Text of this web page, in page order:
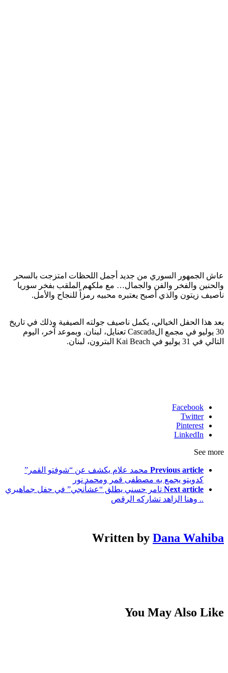
عاش الجمهور السوري من جديد أجمل اللحظات امتزجت بالسحر
والحنين والفخر والفن والجمال… مع ملكهم الملقب بفخر سوريا
ناصيف زيتون والذي أصبح يعتبره محبيه رمزاً للنجاح والأمل.
بعد هذا الحفل الخيالي، يكمل ناصيف جولته الصيفية وذلك في تاريخ
30 يوليو في مجمع الCascada تعنايل، لبنان. وبموعد آخر، اليوم
التالي في 31 يوليو في Kai Beach البترون، لبنان.
Facebook
Twitter
Pinterest
LinkedIn
See more
Previous article محمد علام يكشف عن “شوفتو القمر”
كدويتو يجمع به مصطفى قمر ومحمد نور
Next article تامر حسني يطلق “عشأنجي” في حفل جماهيري
.. وهنا الزاهد تشاركه الرقص
Written by Dana Wahiba
You May Also Like